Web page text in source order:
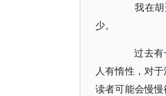
我在胡适
少。
过去有一
人有惰性，对
读者可能会慢